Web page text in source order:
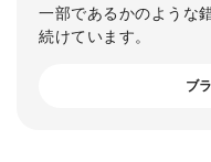
一部であるかのような
続けています。
ブ